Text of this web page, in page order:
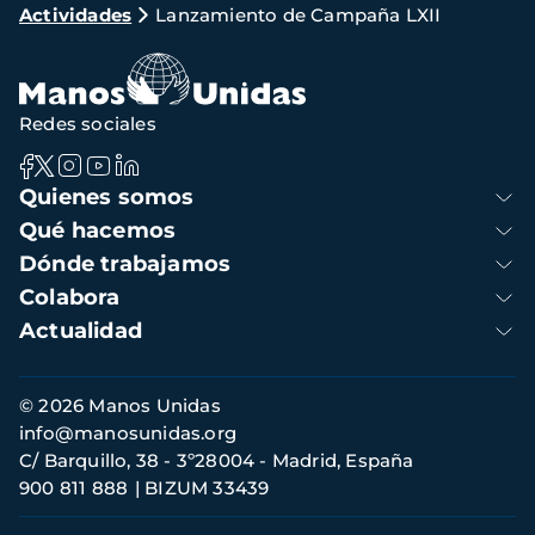
de
navegación
Actividades
Lanzamiento de Campaña LXII
Navegación
principal
Quienes somos
Qué hacemos
Dónde trabajamos
Colabora
Actualidad
Redes sociales
Información
de
contacto
© 2026 Manos Unidas
C/ Barquillo, 38 - 3º28004 - Madrid, España
900 811 888
BIZUM 33439
info@manosunidas.org